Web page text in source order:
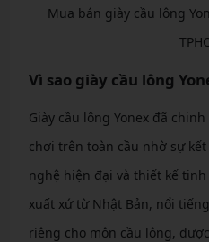
Mua bán giày cầu lông
Vì sao giày cầu lông
Giày cầu lông Yonex đã
chơi trên toàn cầu nhờ sự
nghệ hiện đại và thiết kế
xuất xứ từ Nhật Bản, nổi
riêng cho môn cầu lông,